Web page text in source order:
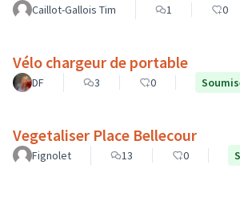
Caillot-Gallois Tim 1 0
Vélo chargeur de portable
DF 3 0
Vegetaliser Place Bellecour
Fignolet 13 0